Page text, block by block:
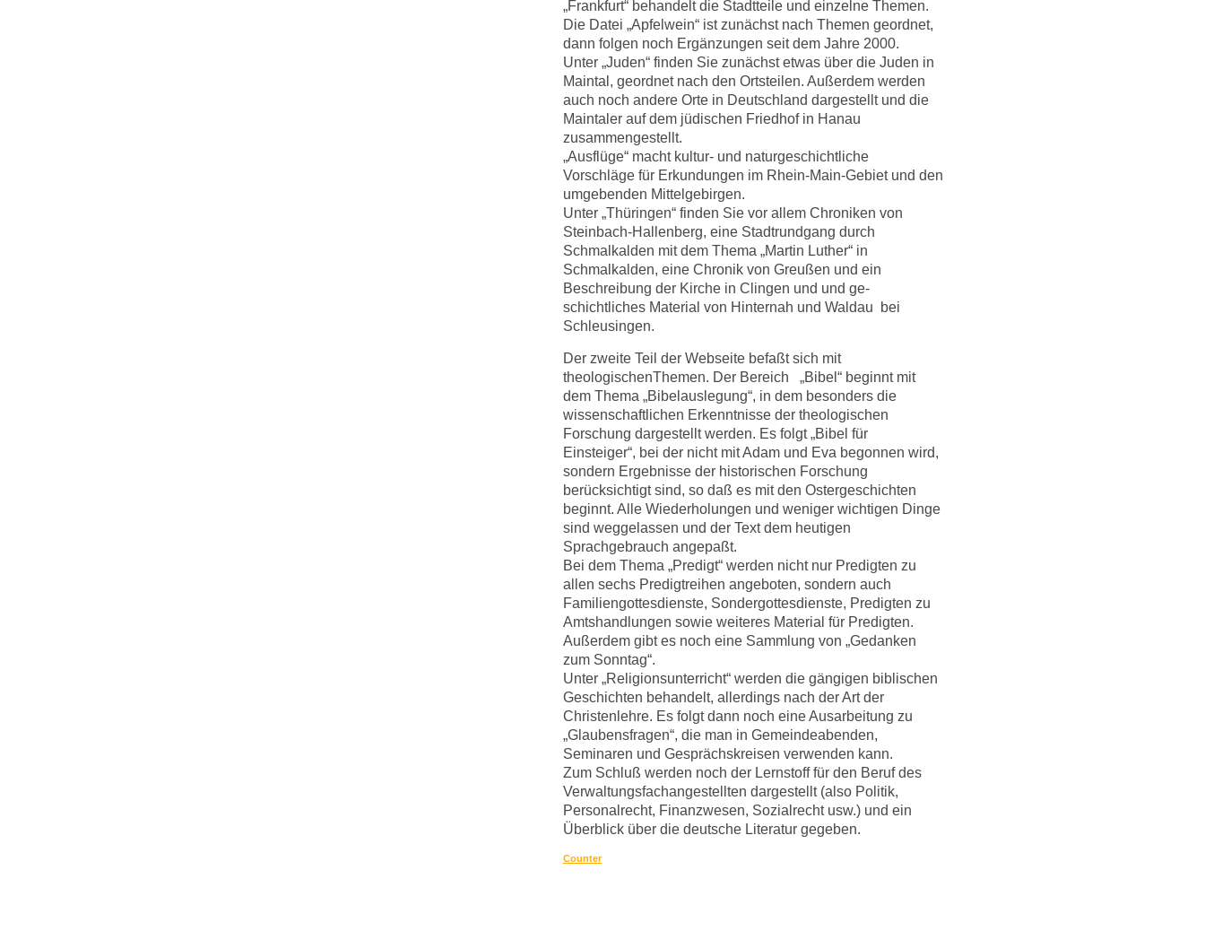
„Frankfurt“ behandelt die Stadtteile und einzelne Themen.
Die Datei „Apfelwein“ ist zunächst nach Themen geordnet,
dann folgen noch Ergänzungen seit dem Jahre 2000.
Unter „Juden“ finden Sie zunächst etwas über die Juden in
Maintal, geordnet nach den Ortsteilen. Außerdem werden
auch noch andere Orte in Deutschland dargestellt und die
Maintaler auf dem jüdischen Friedhof in Hanau
zusammengestellt.
„Ausflüge“ macht kultur- und naturgeschichtliche
Vorschläge für Erkundungen im Rhein-Main-Gebiet und den
umgebenden Mittelgebirgen.
Unter „Thüringen“ finden Sie vor allem Chroniken von
Steinbach-Hallenberg, eine Stadtrundgang durch
Schmalkalden mit dem Thema „Martin Luther“ in
Schmalkalden, eine Chronik von Greußen und ein
Beschreibung der Kirche in Clingen und und ge­
schichtliches Material von Hinternah und Waldau bei
Schleusingen.
Der zweite Teil der Webseite befaßt sich mit
theologischenThemen. Der Bereich „Bibel“ beginnt mit
dem Thema „Bibelauslegung“, in dem besonders die
wissenschaftlichen Erkenntnisse der theologischen
Forschung dargestellt werden. Es folgt „Bibel für
Einsteiger“, bei der nicht mit Adam und Eva begonnen wird,
sondern Ergebnisse der historischen Forschung
berücksichtigt sind, so daß es mit den Ostergeschichten
beginnt. Alle Wiederholungen und weniger wichtigen Dinge
sind weggelassen und der Text dem heutigen
Sprachgebrauch angepaßt.
Bei dem Thema „Predigt“ werden nicht nur Predigten zu
allen sechs Predigtreihen angeboten, sondern auch
Familiengottesdienste, Sondergottesdienste, Predigten zu
Amtshandlungen sowie weiteres Material für Predigten.
Außerdem gibt es noch eine Sammlung von „Gedanken
zum Sonntag“.
Unter „Religionsunterricht“ werden die gängigen biblischen
Geschichten behandelt, allerdings nach der Art der
Christenlehre. Es folgt dann noch eine Ausarbeitung zu
„Glaubensfragen“, die man in Gemeindeabenden,
Seminaren und Gesprächskreisen verwenden kann.
Zum Schluß werden noch der Lernstoff für den Beruf des
Verwaltungsfachangestellten dargestellt (also Politik,
Personalrecht, Finanzwesen, Sozialrecht usw.) und ein
Überblick über die deutsche Literatur gegeben.
Counter